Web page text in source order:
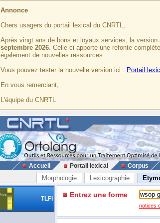
Annonce
Chers usagers du portail lexical du CNRTL,
Après vingt ans de bons et loyaux services, la
septembre 2026. Celle-ci apporte une refonte
également de nouvelles ressources.
Vous pouvez tester la nouvelle version ici : Portail
En vous remerciant,
L'équipe du CNRTL
Accueil Portail lexical Corpus
Morphologie Lexicographie
TLFi Entrez une forme
notices